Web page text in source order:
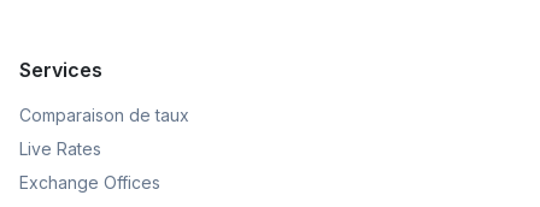
Services
Comparaison de taux
Live Rates
Exchange Offices